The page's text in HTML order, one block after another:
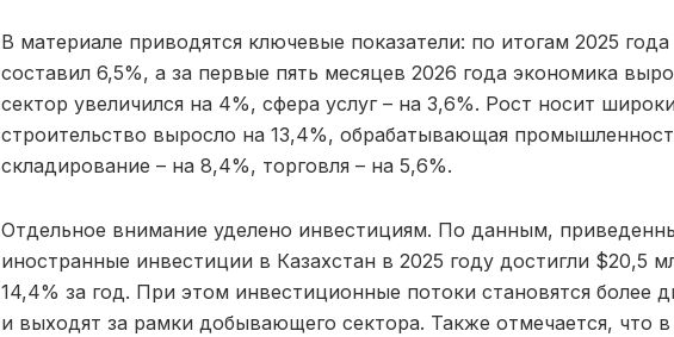
В материале приводятся ключевые показатели: по итогам 2025
составил 6,5%, а за первые пять месяцев 2026 года экономика
сектор увеличился на 4%, сфера услуг – на 3,6%. Рост носит
строительство выросло на 13,4%, обрабатывающая
складирование – на 8,4%, торговля – на 5,6%.
Отдельное внимание уделено инвестициям. По данным,
иностранные инвестиции в Казахстан в 2025 году достигли $20,5
14,4% за год. При этом инвестиционные потоки становятся более
и выходят за рамки добывающего сектора. Также отмечается, что